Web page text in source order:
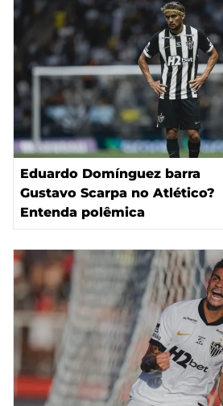
Eduardo Domínguez barra
Gustavo Scarpa no Atlético?
Entenda polêmica